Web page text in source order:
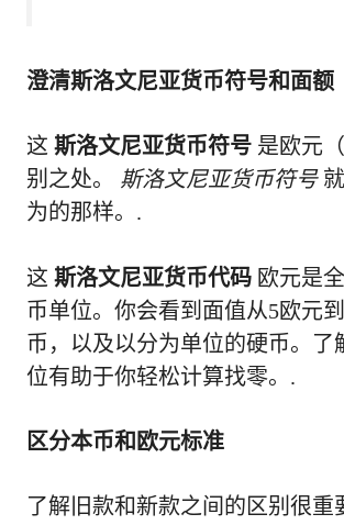
澄清斯洛文尼亚货币符号和面额
这 斯洛文尼亚货币符号 是欧元
别之处。 斯洛文尼亚货币符号
为的那样。.
这 斯洛文尼亚货币代码 欧元是
币单位。你会看到面值从5欧元
币，以及以分为单位的硬币。了
位有助于你轻松计算找零。.
区分本币和欧元标准
了解旧款和新款之间的区别很重